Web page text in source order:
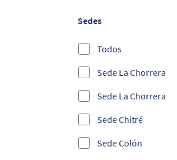
Empleabilidad
Entrega de Becas
Emprendimiento e
Innovación
Foros
Sedes
Todos
Sede La Chorrera
Sede La Chorrera
Sede Chitré
Sede Colón